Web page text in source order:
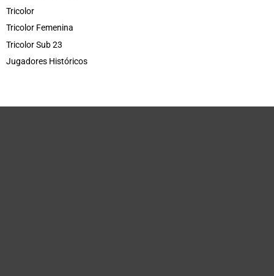
Tricolor
Tricolor Femenina
Tricolor Sub 23
Jugadores Históricos